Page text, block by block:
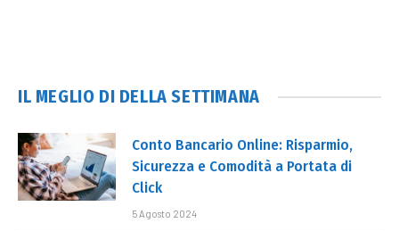
IL MEGLIO DI DELLA SETTIMANA
Conto Bancario Online: Risparmio,
Sicurezza e Comodità a Portata di
Click
5 Agosto 2024